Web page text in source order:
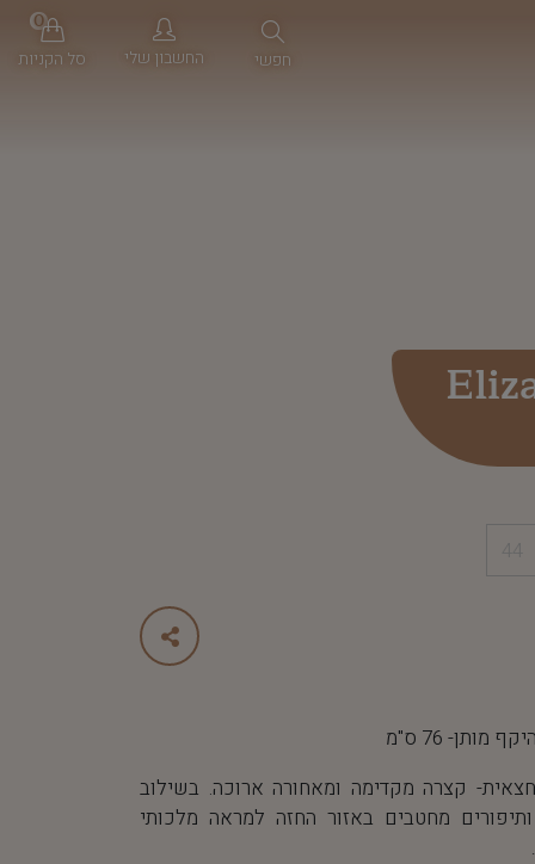
חפשי החשבון שלי סל הקניות
0
קצרה מקדימה ומאחורה ארוכה. בשילוב
מחטבים באזור החזה למראה מלכותי